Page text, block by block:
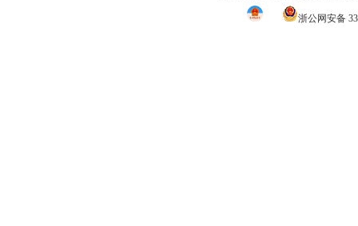
浙公网安备